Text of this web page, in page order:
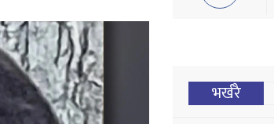
भर्खरै